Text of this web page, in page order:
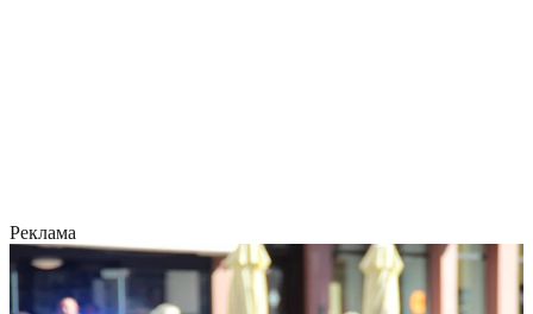
Реклама